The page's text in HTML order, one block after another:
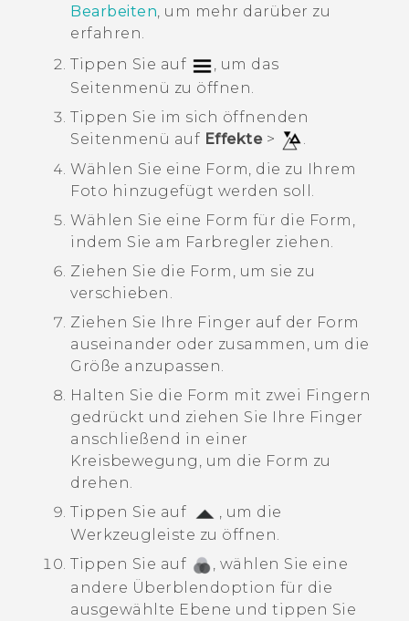
Bearbeiten, um mehr darüber zu
erfahren.
Tippen Sie auf
, um das
Seitenmenü zu öffnen.
Tippen Sie im sich öffnenden
Seitenmenü auf Effekte>
Wählen Sie eine Form, die zu Ihrem
Foto hinzugefügt werden soll.
Wählen Sie eine Form für die Form,
indem Sie am Farbregler ziehen.
Ziehen Sie die Form, um sie zu
verschieben.
Ziehen Sie Ihre Finger auf der Form
auseinander oder zusammen, um die
Größe anzupassen.
Halten Sie die Form mit zwei Fingern
gedrückt und ziehen Sie Ihre Finger
anschließend in einer
Kreisbewegung, um die Form zu
drehen.
Tippen Sie auf
, um die
Werkzeugleiste zu öffnen.
Tippen Sie auf
, wählen Sie eine
andere Überblendoption für die
ausgewählte Ebene und tippen Sie